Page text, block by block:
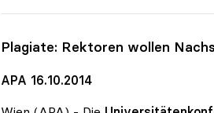
Plagiate: Rektoren wollen
APA 16.10.2014